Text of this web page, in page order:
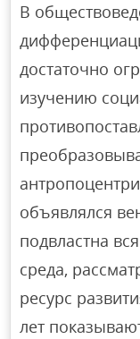
В
достаточно
изучению
объявлялся
подвластна
среда,
ресурс
лет